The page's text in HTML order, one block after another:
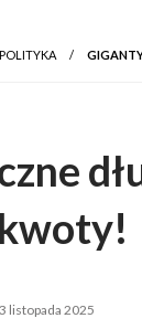
listopada 2025